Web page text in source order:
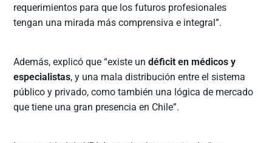
requerimientos para que los futuros profesionales
tengan una mirada más comprensiva e integral”.
Además, explicó que “existe undéficit en médicos y
especialistas, y una mala distribución entre el sistema
público y privado, como también una lógica de mercado
que tiene una gran presencia en Chile”.